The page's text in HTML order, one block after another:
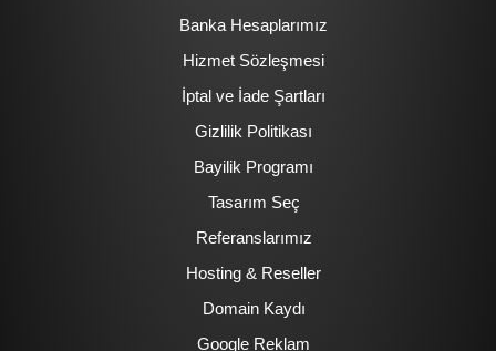
Banka Hesaplarımız
Hizmet Sözleşmesi
İptal ve İade Şartları
Gizlilik Politikası
Bayilik Programı
Tasarım Seç
Referanslarımız
Hosting & Reseller
Domain Kaydı
Google Reklam